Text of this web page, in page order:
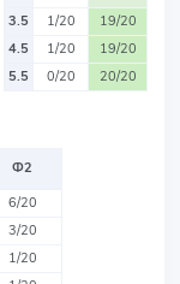
3.5
1/20
19/20
4.5
1/20
19/20
5.5
0/20 20/20
Ф2
6/20
3/20
1/20